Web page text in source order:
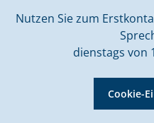
Nutzen Sie zum
dienstags von
Cookie-